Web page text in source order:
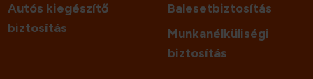
Autós kiegészítő
biztosítás
Balesetbiztosítás
Munkanélküliségi
biztosítás